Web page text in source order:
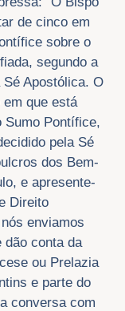
de cinco em
sobre o
segundo a
Apostólica. O
que está
Sumo Pontífice,
pela Sé
dos Bem-
e apresente-
Direito
enviamos
dão conta da
ou Prelazia
e parte do
conversa com